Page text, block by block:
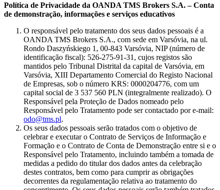
Política de Privacidade da OANDA TMS Brokers S.A. – Conta
de demonstração, informações e serviços educativos
O responsável pelo tratamento dos seus dados pessoais é a
OANDA TMS Brokers S.A., com sede em Varsóvia, na ul.
Rondo Daszyńskiego 1, 00-843 Varsóvia, NIP (número de
identificação fiscal): 526-275-91-31, cujos registos são
mantidos pelo Tribunal Distrital da capital de Varsóvia, em
Varsóvia, XIII Departamento Comercial do Registo Nacional
de Empresas, sob o número KRS: 0000204776, com um
capital social de 3 537 560 PLN (integralmente realizado). O
Responsável pela Proteção de Dados nomeado pelo
Responsável pelo Tratamento pode ser contactado por e-mail:
odo@tms.pl.
Os seus dados pessoais serão tratados com o objetivo de
celebrar e executar o Contrato de Serviços de Informação e
Formação e o Contrato de Conta de Demonstração entre si e o
Responsável pelo Tratamento, incluindo também a tomada de
medidas a pedido do titular dos dados antes da celebração
destes contratos, bem como para cumprir as obrigações
decorrentes da regulamentação relativa ao tratamento do